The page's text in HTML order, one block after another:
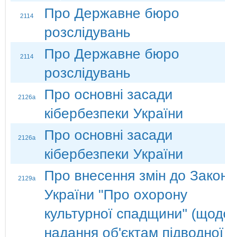
2114
Про Державне бюро
розслідувань
2114
Про Державне бюро
розслідувань
2126а
Про основні засади
кібербезпеки України
2126а
Про основні засади
кібербезпеки України
2129а
Про внесення змін до
України "Про охорону
культурної спадщини"
надання об'єктам підводної